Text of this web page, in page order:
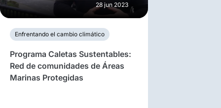
28 jun 2023
Enfrentando el cambio climático
Programa Caletas Sustentables:
Red de comunidades de Áreas
Marinas Protegidas